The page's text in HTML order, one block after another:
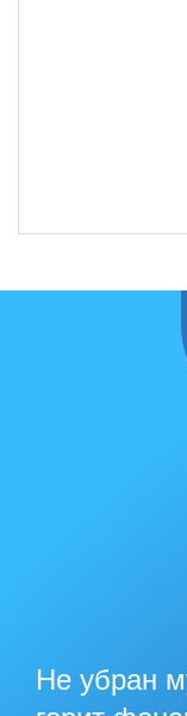
Не убран